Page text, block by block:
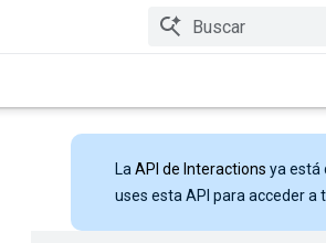
La API de Interactions ya está
uses esta API para acceder a